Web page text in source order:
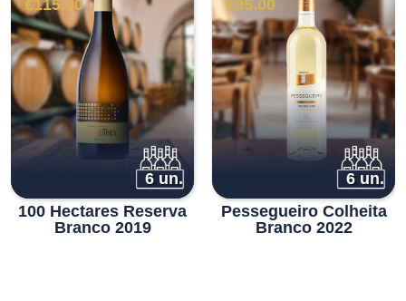
€115.00
6 un.
100 Hectares Reserva
Branco 2019
€95.00
6 un.
Pessegueiro Colheita
Branco 2022